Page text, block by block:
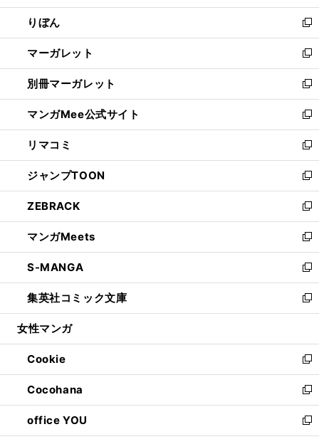
開
く
ウ
で
開
く
ン
ド
ウ
で
開
く
ウ
ィ
ン
ド
ウ
で
開
く
りぼん
新
し
い
ウ
ィ
ン
ド
ウ
で
開
く
マーガレット
新
し
い
ウ
ィ
ン
ド
ウ
で
開
く
別冊マーガレット
新
し
い
ウ
ィ
ン
ド
ウ
で
開
く
マンガMee公式サイト
新
し
い
ウ
ィ
ン
ド
ウ
で
開
く
リマコミ
新
し
い
ウ
ィ
ン
ド
ウ
で
開
く
ジャンプTOON
新
し
い
ウ
ィ
ン
ド
ウ
で
開
ZEBRACK
新
し
い
ウ
ィ
ン
ド
ウ
開
く
マンガMeets
新
し
い
ウ
ィ
ン
ウ
で
開
く
S-MANGA
新
し
い
ウ
ン
ド
ウ
で
開
く
集英社コミック文庫
新
し
ウ
ィ
ン
ド
ウ
で
開
女性マンガ
Cookie
新
し
い
ウ
ィ
ン
Cocohana
新
し
い
ウ
office YOU
新
し